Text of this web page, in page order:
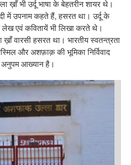
ख़ाँ भी उर्दू भाषा के बेहतरीन शायर थे।
में उपनाम कहते हैं, हसरत था। उर्दू के
लेख एवं कवितायें भी लिखा करते थे।
वारसी हसरत था। भारतीय स्वतन्त्रता
और अशफ़ाक़ की भूमिका निर्विवाद
अनुपम आख्यान है।